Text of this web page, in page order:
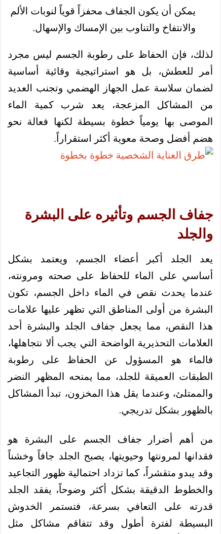
يمكن أن يكون الجفاف محفزاً قوياً لنوبات الألم
والانتفاخ والتناوب بين الإمساك والإسهال.
لذلك، فإن الحفاظ على رطوبة الجسم ليس مجرد
أمر للعطش، بل هو استراتيجية وقائية أساسية
لضمان سلاسة عمل الجهاز الهضمي وتجنب العديد
من المشاكل المزعجة، يعد شرب كمية الماء
الموصى بها يومياً خطوة بسيطة لكنها فعالة نحو
هضم أفضل وصحة معوية أكثر استقراراً.
جفاف الجسم وتأثيره على البشرة
والجلد
يعد الجلد أكبر أعضاء الجسم، ويعتمد بشكل
أساسي على الماء للحفاظ على صحته ومرونته،
عندما يحدث نقص في الماء داخل الجسم، تكون
البشرة من أولى المناطق التي تظهر عليها علامات
هذا النقص، مما يجعل جفاف الجلد والبشرة أحد
العلامات التحذيرية الواضحة التي يجب ألا نتجاهلها،
فالماء هو المسؤول عن الحفاظ على رطوبة
الطبقات العميقة للجلد، مما يمنحه المظهر النضر
والممتلئ، وعندما يقل هذا المخزون، تبدأ المشاكل
بالظهور بشكل تدريجي.
من أهم أضرار جفاف الجسم على البشرة هو
فقدانها لمرونتها وحيويتها، يصبح الجلد جافاً وخشناً
وقد يبدو متقشراً، كما تزداد احتمالية ظهور التجاعيد
والخطوط الدقيقة بشكل أكثر وضوحاً، يفقد الجلد
قدرته على التعافي بسرعة، فتستمر الخدوش
البسيطة لفترة أطول وقد تتفاقم مشاكل مثل